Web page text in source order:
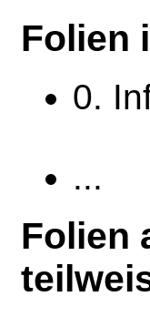
Folien
0.
...
Folien